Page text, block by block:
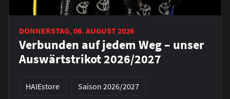
DONNERSTAG, 06. AUGUST 2026
Verbunden auf jedem Weg – unser
Auswärtstrikot 2026/2027
HAIEstore Saison 2026/2027